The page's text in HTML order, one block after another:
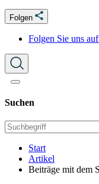
Folgen
Folgen Sie uns
Suchen
Start
Artikel
Beiträge mit dem